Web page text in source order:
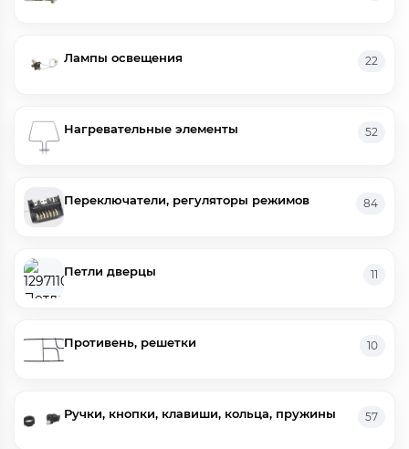
Лампы освещения 22
Нагревательные элементы 52
Переключатели, регуляторы режимов 84
Петли дверцы 11
Противень, решетки 10
Ручки, кнопки, клавиши, кольца, пружины 57